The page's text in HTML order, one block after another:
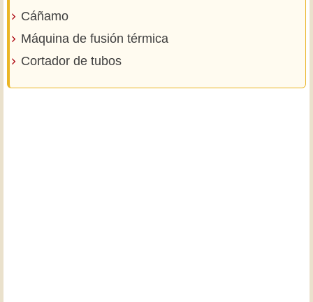
Cáñamo
Máquina de fusión térmica
Cortador de tubos